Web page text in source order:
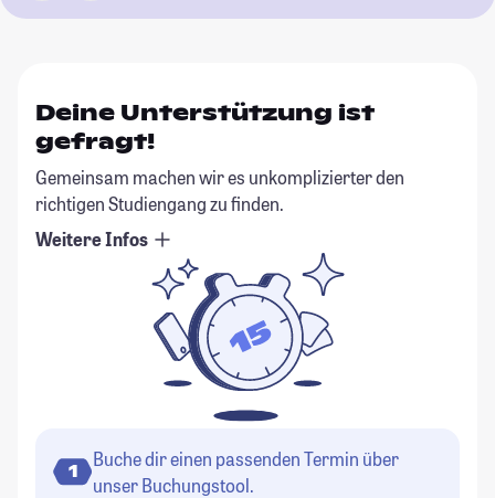
Deine Unterstützung ist
gefragt!
Gemeinsam machen wir es unkomplizierter den
richtigen Studiengang zu finden.
Weitere Infos
1
Buche dir einen passenden Termin über
unser Buchungstool.